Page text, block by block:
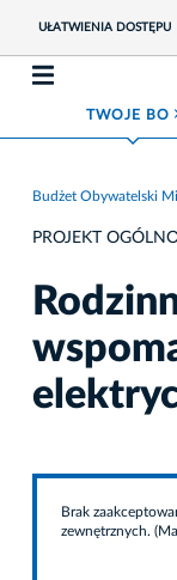
UŁATWIENIA DOSTĘPU
TWOJE BO
Budżet Obywatelski
PROJEKT
Brak
zewnętrznych.